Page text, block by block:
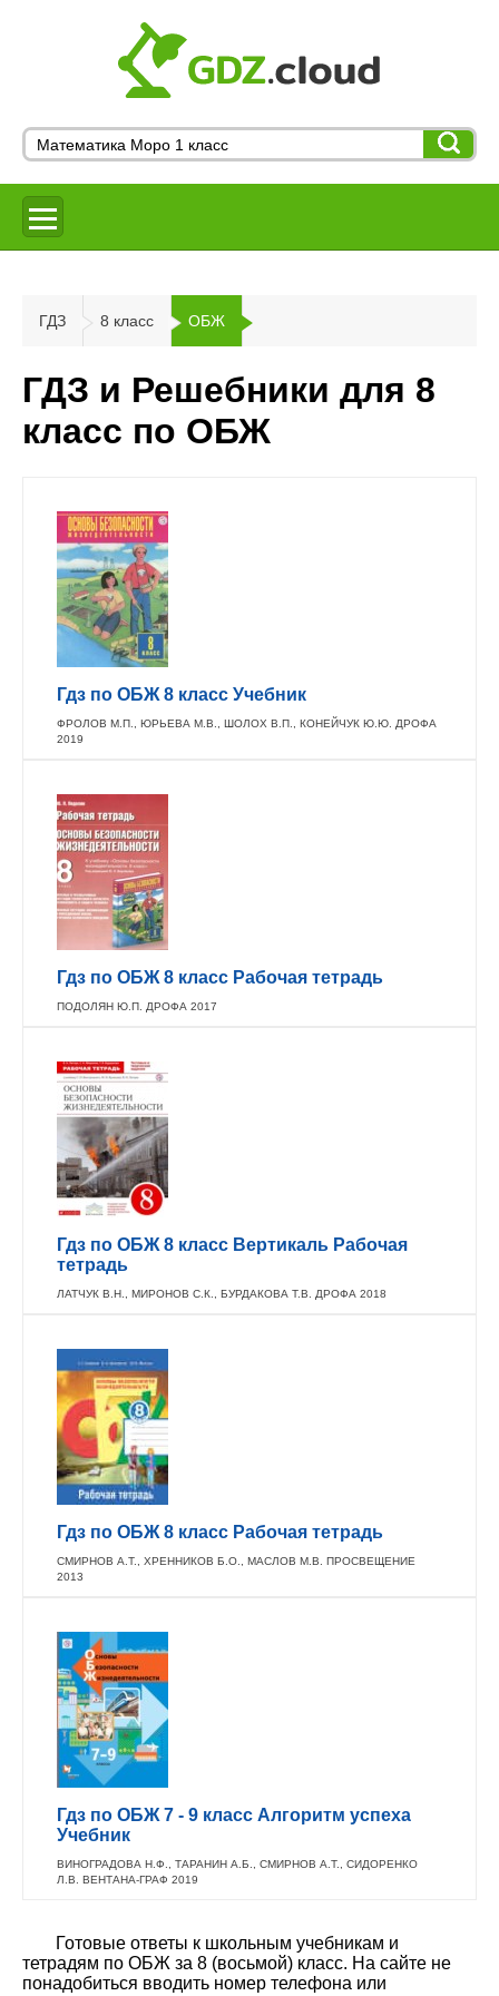
ГДЗ 8 класс ОБЖ
ГДЗ и Решебники для 8
класс по ОБЖ
Гдз по ОБЖ 8 класс Учебник
ФРОЛОВ М.П., ЮРЬЕВА М.В., ШОЛОХ В.П., КОНЕЙЧУК Ю.Ю. ДРОФА
2019
Гдз по ОБЖ 8 класс Рабочая тетрадь
ПОДОЛЯН Ю.П. ДРОФА 2017
Гдз по ОБЖ 8 класс Вертикаль Рабочая
тетрадь
ЛАТЧУК В.Н., МИРОНОВ С.К., БУРДАКОВА Т.В. ДРОФА 2018
Гдз по ОБЖ 8 класс Рабочая тетрадь
СМИРНОВ А.Т., ХРЕННИКОВ Б.О., МАСЛОВ М.В. ПРОСВЕЩЕНИЕ
2013
Гдз по ОБЖ 7 - 9 класс Алгоритм успеха
Учебник
ВИНОГРАДОВА Н.Ф., ТАРАНИН А.Б., СМИРНОВ А.Т., СИДОРЕНКО
Л.В. ВЕНТАНА-ГРАФ 2019
Готовые ответы к школьным учебникам и
тетрадям по ОБЖ за 8 (восьмой) класс. На сайте не
понадобиться вводить номер телефона или